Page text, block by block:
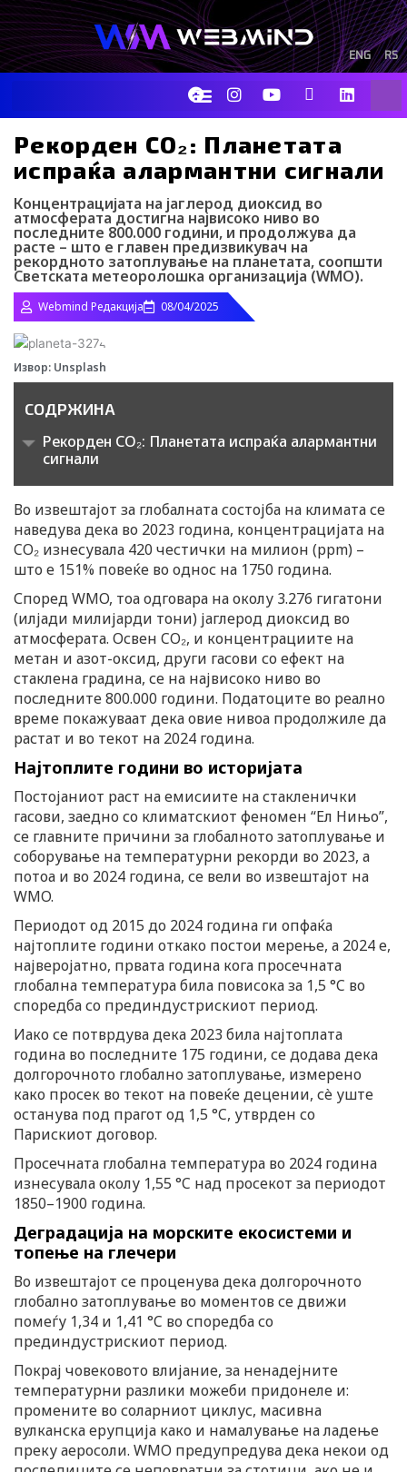
Skip
to
content
RS
ENG
F
a
c
b
o
o
k
I
n
s
a
g
r
a
m
Y
o
u
u
b
e
I
c
o
t
i
k
-
t
i
t
o
n
L
i
n
d
i
Рекорден CO₂: Планетата
испраќа алармантни сигнали
Концентрацијата на јаглерод диоксид во
атмосферата достигна највисоко ниво во
последните 800.000 години, и продолжува да
расте – што е главен предизвикувач на
рекордното затоплување на планетата, соопшти
Светската метеоролошка организација (WMO).
Webmind Редакција 08/04/2025
Извор: Unsplash
СОДРЖИНА
Рекорден CO₂: Планетата испраќа алармантни
сигнали
Во извештајот за глобалната состојба на климата се
наведува дека во 2023 година, концентрацијата на
CO₂ изнесувала 420 честички на милион (ppm) –
што е 151% повеќе во однос на 1750 година.
Според WMO, тоа одговара на околу 3.276 гигатони
(илјади милијарди тони) јаглерод диоксид во
атмосферата. Освен CO₂, и концентрациите на
метан и азот-оксид, други гасови со ефект на
стаклена градина, се на највисоко ниво во
последните 800.000 години. Податоците во реално
време покажуваат дека овие нивоа продолжиле да
растат и во текот на 2024 година.
Најтоплите години во историјата
Постојаниот раст на емисиите на стакленички
гасови, заедно со климатскиот феномен “Ел Нињо”,
се главните причини за глобалното затоплување и
соборување на температурни рекорди во 2023, а
потоа и во 2024 година, се вели во извештајот на
WMO.
Периодот од 2015 до 2024 година ги опфаќа
најтоплите години откако постои мерење, а 2024 е,
најверојатно, првата година кога просечната
глобална температура била повисока за 1,5 °C во
споредба со прединдустрискиот период.
Иако се потврдува дека 2023 била најтоплата
година во последните 175 години, се додава дека
долгорочното глобално затоплување, измерено
како просек во текот на повеќе децении, сè уште
останува под прагот од 1,5 °C, утврден со
Парискиот договор.
Просечната глобална температура во 2024 година
изнесувала околу 1,55 °C над просекот за периодот
1850–1900 година.
Деградација на морските екосистеми и
топење на глечери
Во извештајот се проценува дека долгорочното
глобално затоплување во моментов се движи
помеѓу 1,34 и 1,41 °C во споредба со
прединдустрискиот период.
Покрај човековото влијание, за ненадејните
температурни разлики можеби придонеле и:
промените во соларниот циклус, масивна
вулканска ерупција како и намалување на ладење
преку аеросоли. WMO предупредува дека некои од